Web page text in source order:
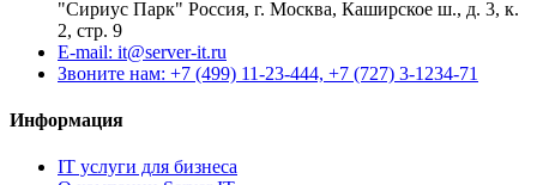
"Сириус Парк" Россия, г. Москва, Каширское ш., д. 3, к.
2, стр. 9
E-mail: it@server-it.ru
Звоните нам: +7 (499) 11-23-444, +7 (727) 3-1234-71
Информация
IT услуги для бизнеса